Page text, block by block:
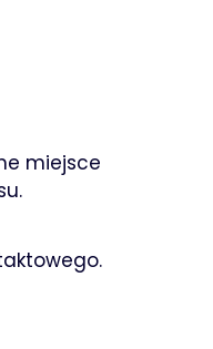
miejsce